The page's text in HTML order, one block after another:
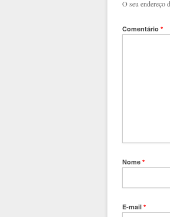
O seu endereço
Comentário *
Nome *
E-mail *